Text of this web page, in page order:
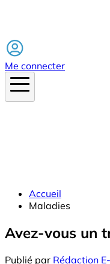
Me connecter
Accueil
Maladies
Avez-vous un
Publié par Rédaction